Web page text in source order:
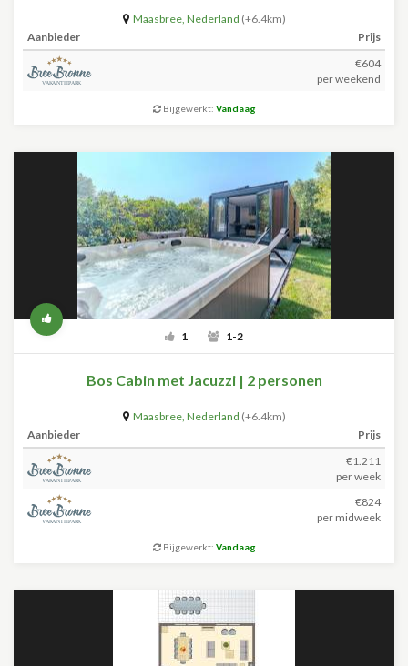
Maasbree, Nederland (+6.4km)
Aanbieder
Prijs
€604
per weekend
Bijgewerkt: Vandaag
1 1-2
Bos Cabin met Jacuzzi | 2 personen
Maasbree, Nederland (+6.4km)
Aanbieder
Prijs
€1.211
per week
€824
per midweek
Bijgewerkt: Vandaag